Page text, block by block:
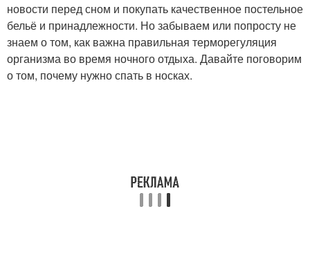
новости перед сном и покупать качественное постельное
бельё и принадлежности. Но забываем или попросту не
знаем о том, как важна правильная терморегуляция
организма во время ночного отдыха. Давайте поговорим
о том, почему нужно спать в носках.